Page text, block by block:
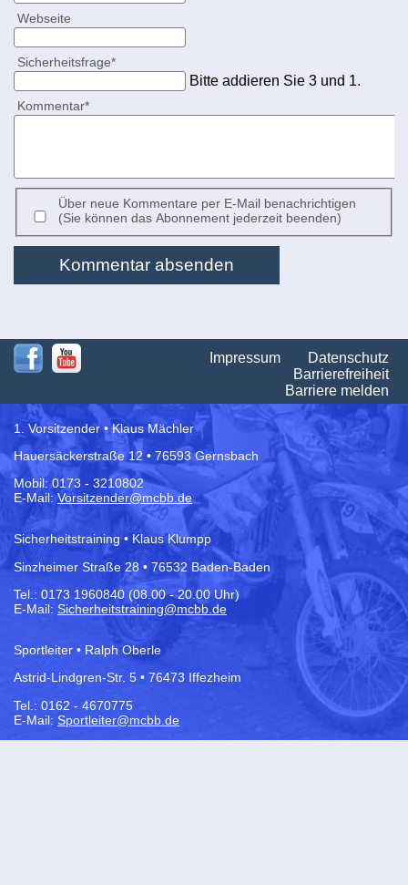
Webseite
Pflichtfeld
Sicherheitsfrage*
Bitte addieren Sie 3 und 1.
Pflichtfeld
Kommentar*
Über neue Kommentare per E-Mail benachrichtigen
(Sie können das Abonnement jederzeit beenden)
Kommentar absenden
Impressum
Datenschutz
Barrierefreiheit
Barriere melden
1. Vorsitzender • Klaus Mächler
Hauersäckerstraße 12 • 76593 Gernsbach
Mobil: 0173 - 3210802
E-Mail:Vorsitzender@mcbb.de
Sicherheitstraining • Klaus Klumpp
Sinzheimer Straße 28 • 76532 Baden-Baden
Tel.: 0173 1960840 (08.00 - 20.00 Uhr)
E-Mail: Sicherheitstraining@mcbb.de
Sportleiter • Ralph Oberle
Astrid-Lindgren-Str. 5 • 76473 Iffezheim
Tel.: 0162 - 4670775
E-Mail: Sportleiter@mcbb.de